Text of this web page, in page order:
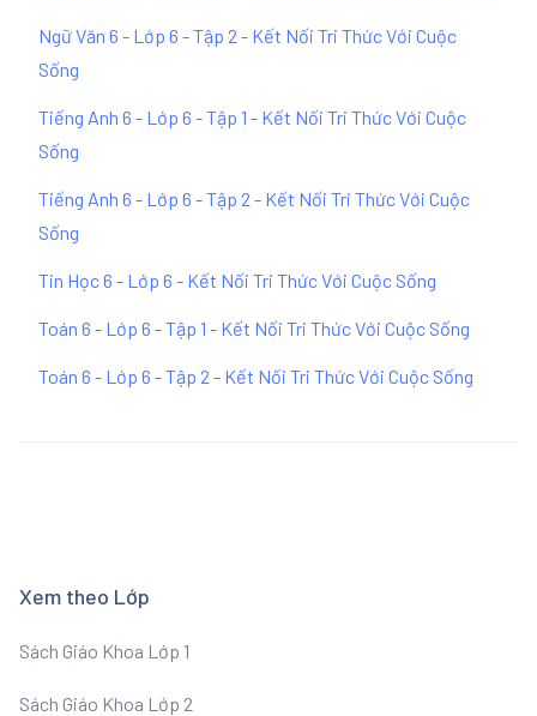
Ngữ Văn 6 - Lớp 6 - Tập 2 - Kết Nối Tri Thức Với Cuộc
Sống
Tiếng Anh 6 - Lớp 6 - Tập 1 - Kết Nối Tri Thức Với Cuộc
Sống
Tiếng Anh 6 - Lớp 6 - Tập 2 - Kết Nối Tri Thức Với Cuộc
Sống
Tin Học 6 - Lớp 6 - Kết Nối Tri Thức Với Cuộc Sống
Toán 6 - Lớp 6 - Tập 1 - Kết Nối Tri Thức Với Cuộc Sống
Toán 6 - Lớp 6 - Tập 2 - Kết Nối Tri Thức Với Cuộc Sống
Xem theo Lớp
Sách Giáo Khoa Lớp 1
Sách Giáo Khoa Lớp 2